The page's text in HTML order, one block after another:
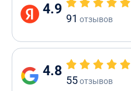
4.9
91 отзывов
4.8
55отзывов